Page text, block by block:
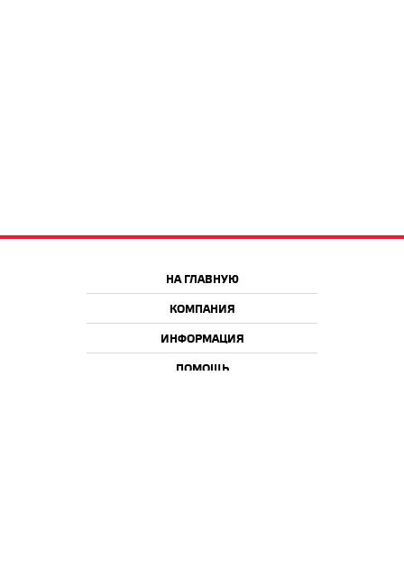
НА ГЛАВНУЮ
КОМПАНИЯ
ИНФОРМАЦИЯ
ПОМОЩЬ